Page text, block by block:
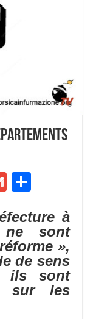
G
ai
l
P
ta
g
er
à
ne sont
»,
de sens
ils sont
sur les